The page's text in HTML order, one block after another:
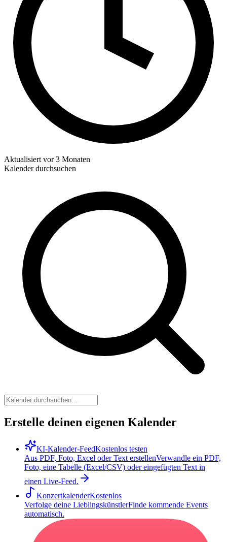
Aktualisiert vor 3 Monaten
Kalender durchsuchen
Erstelle deinen eigenen Kalender
KI-Kalender-FeedKostenlos testen
Aus PDF, Foto, Excel oder Text erstellenVerwandle ein PDF,
Foto, eine Tabelle (Excel/CSV) oder eingefügten Text in
einen Live-Feed.
KonzertkalenderKostenlos
Verfolge deine LieblingskünstlerFinde kommende Events
automatisch.